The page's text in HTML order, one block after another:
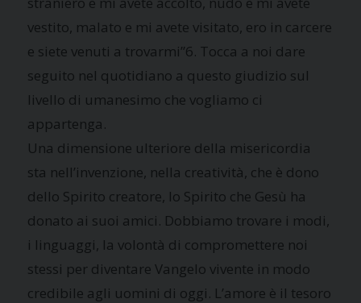
vestito, malato e mi avete visitato, ero in carcere
e siete venuti a trovarmi”6. Tocca a noi dare
seguito nel quotidiano a questo giudizio sul
livello di umanesimo che vogliamo ci
appartenga.
Una dimensione ulteriore della misericordia
sta nell’invenzione, nella creatività, che è dono
dello Spirito creatore, lo Spirito che Gesù ha
donato ai suoi amici. Dobbiamo trovare i modi,
i linguaggi, la volontà di compromettere noi
stessi per diventare Vangelo vivente in modo
credibile agli uomini di oggi. L’amore è il tesoro